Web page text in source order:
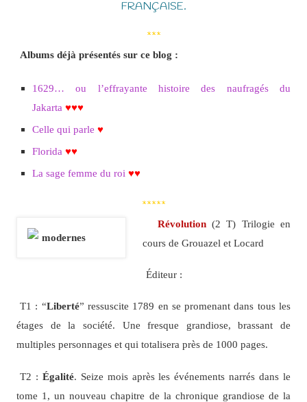
FRANÇAISE.
***
Albums déjà présentés sur ce blog :
1629… ou l’effrayante histoire des naufragés du
Jakarta ♥♥♥
Celle qui parle ♥
Florida ♥♥
La sage femme du roi ♥♥
*****
Révolution(2 T) Trilogie en
cours de Grouazel et Locard
Éditeur :
T1 : “Liberté” ressuscite 1789 en se promenant dans tous les
étages de la société. Une fresque grandiose, brassant de
multiples personnages et qui totalisera près de 1000 pages.
T2 : Égalité. Seize mois après les événements narrés dans le
tome 1, un nouveau chapitre de la chronique grandiose de la